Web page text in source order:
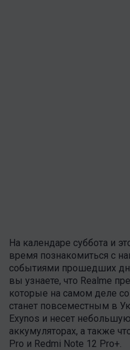
На календаре суббота и
время познакомиться с
событиями прошедших
вы узнаете, что Realme
которые на самом деле
станет повсеместным в
Exynos и несет
аккумуляторах, а также
Pro и Redmi Note 12 Pro+.